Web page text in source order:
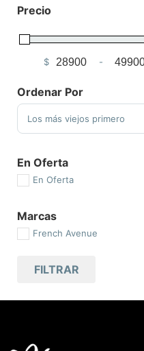
Precio
$ Minimum
-
Ordenar Por
Sort Products
En Oferta
En Oferta
Marcas
French Avenue
FILTRAR